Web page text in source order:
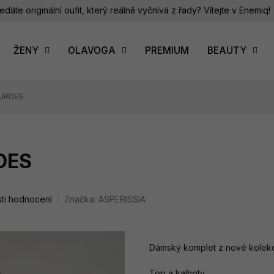
originální oufit, který reálně vyčnívá z řady? Vítejte v Enemiq!
ŽENY OLAVOGA PREMIUM BEAUTY
hodnocení Značka: ASPERISSIA
Dámský komplet z nové